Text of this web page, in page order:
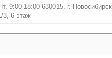
9:00-18:00 630015, г.
3, 6 этаж